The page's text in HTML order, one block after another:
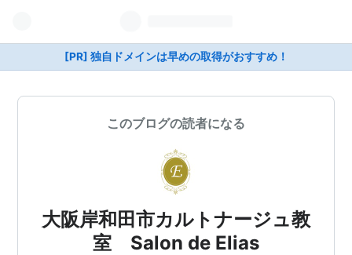
[PR] 独自ドメインは早めの取得がおすすめ！
このブログの読者になる
大阪岸和田市カルトナージュ教
室 Salon de Elias